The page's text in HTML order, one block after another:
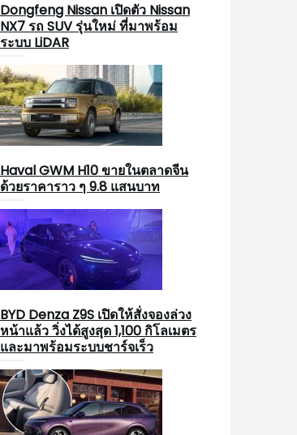
Dongfeng Nissan เปิดตัว Nissan
NX7 รถ SUV รุ่นใหม่ ที่มาพร้อม
ระบบ LiDAR
Haval GWM H10 ขายในตลาดจีน
ด้วยราคาราว ๆ 9.8 แสนบาท
BYD Denza Z9S เปิดให้สั่งจองล่วง
หน้าแล้ว วิ่งได้สูงสุด 1,100 กิโลเมตร
และมาพร้อมระบบชาร์จเร็ว